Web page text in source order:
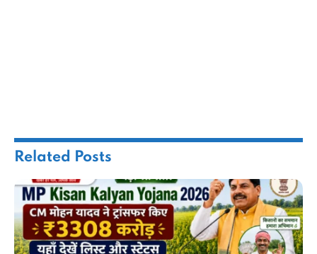
Related Posts